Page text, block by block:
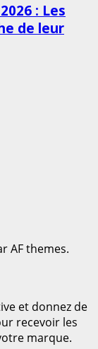
: Les
de leur
AF themes.
et donnez de
recevoir les
marque.